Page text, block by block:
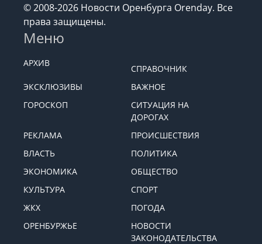
© 2008-2026 Новости Оренбурга Orenday. Все
права защищены.
Меню
АРХИВ
СПРАВОЧНИК
ЭКСКЛЮЗИВЫ
ВАЖНОЕ
ГОРОСКОП
СИТУАЦИЯ НА
ДОРОГАХ
РЕКЛАМА
ПРОИСШЕСТВИЯ
ВЛАСТЬ
ПОЛИТИКА
ЭКОНОМИКА
ОБЩЕСТВО
КУЛЬТУРА
СПОРТ
ЖКХ
ПОГОДА
ОРЕНБУРЖЬЕ
НОВОСТИ
ЗАКОНОДАТЕЛЬСТВА